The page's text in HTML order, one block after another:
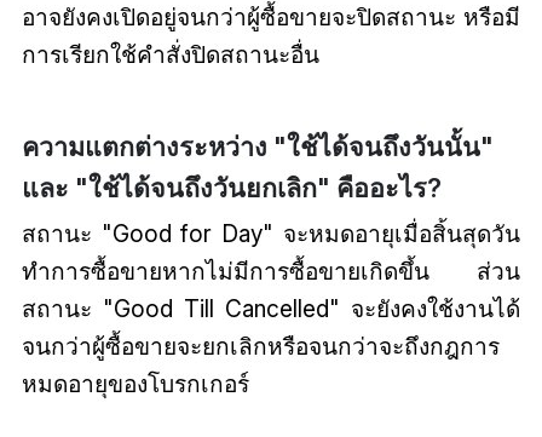
อาจยังคงเปิดอยู่จนกว่าผู้ซื้อขายจะปิดสถานะ หรือมี
การเรียกใช้คำสั่งปิดสถานะอื่น
ความแตกต่างระหว่าง "ใช้ได้จนถึงวันนั้น"
และ "ใช้ได้จนถึงวันยกเลิก" คืออะไร?
สถานะ "Good for Day" จะหมดอายุเมื่อสิ้นสุดวัน
ทำการซื้อขายหากไม่มีการซื้อขายเกิดขึ้น ส่วน
สถานะ "Good Till Cancelled" จะยังคงใช้งานได้
จนกว่าผู้ซื้อขายจะยกเลิกหรือจนกว่าจะถึงกฎการ
หมดอายุของโบรกเกอร์